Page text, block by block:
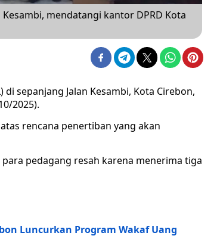
Kesambi, mendatangi kantor DPRD Kota
sepanjang Jalan Kesambi, Kota Cirebon,
2025).
rencana penertiban yang akan
pedagang resah karena menerima tiga
Luncurkan Program Wakaf Uang